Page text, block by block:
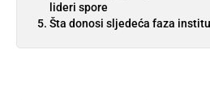
lideri spore
Šta donosi sljedeća faza